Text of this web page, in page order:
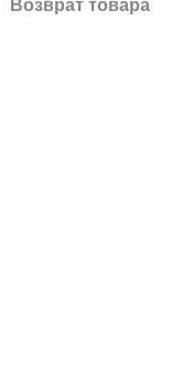
Возврат товара